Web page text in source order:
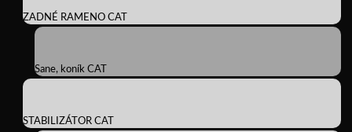
ZADNÉ RAMENO CAT
Sane, koník CAT
STABILIZÁTOR CAT